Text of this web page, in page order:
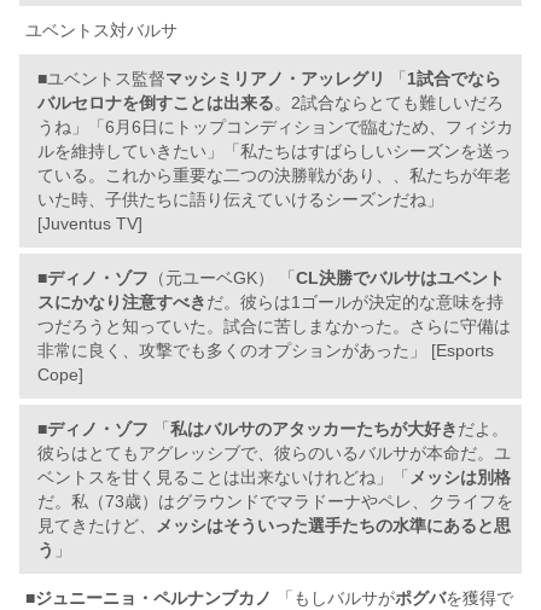
ユベントス対バルサ
■ユベントス監督マッシミリアノ・アッレグリ 「 1試合でなら
バルセロナを倒すことは出来る。2試合ならとても難しいだろ
うね」「6月6日にトップコンディションで臨むため、フィジカ
ルを維持していきたい」「私たちはすばらしいシーズンを送っ
ている。これから重要な二つの決勝戦があり、、私たちが年老
いた時、子供たちに語り伝えていけるシーズンだね」
[Juventus TV]
■ディノ・ゾフ （元ユーベGK） 「 CL決勝でバルサはユベント
スにかなり注意すべきだ。彼らは1ゴールが決定的な意味を持
つだろうと知っていた。試合に苦しまなかった。さらに守備は
非常に良く、攻撃でも多くのオプションがあった」 [Esports
Cope]
■ディノ・ゾフ 「 私はバルサのアタッカーたちが大好きだよ。
彼らはとてもアグレッシブで、彼らのいるバルサが本命だ。ユ
ベントスを甘く見ることは出来ないけれどね」「 メッシは別格
だ。私（73歳）はグラウンドでマラドーナやペレ、クライフを
見てきたけど、 メッシはそういった選手たちの水準にあると思
う 」
■ジュニーニョ・ペルナンブカノ 「もしバルサがポグバを獲得で